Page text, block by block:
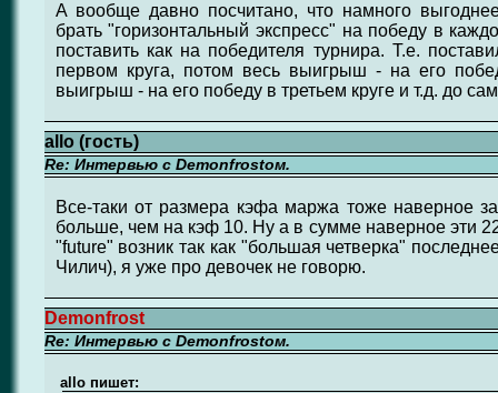
А вообще давно посчитано, что намного
брать "горизонтальный экспресс" на победу в
поставить как на победителя турнира. Т.е.
первом круга, потом весь выигрыш - на его
выигрыш - на его победу в третьем круге и т.д. до
allo (гость)
Re: Интервью с Demonfrostом.
Все-таки от размера кэфа маржа тоже наверное
больше, чем на кэф 10. Ну а в сумме наверное эти
"future" возник так как "большая четверка"
Чилич), я уже про девочек не говорю.
Demonfrost
Re: Интервью с Demonfrostом.
allo пишет: